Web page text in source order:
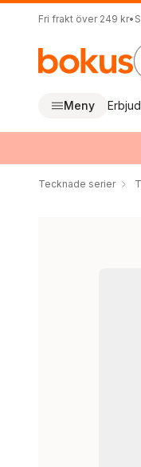
Fri frakt över 249 kr•
Meny
Tecknade serier